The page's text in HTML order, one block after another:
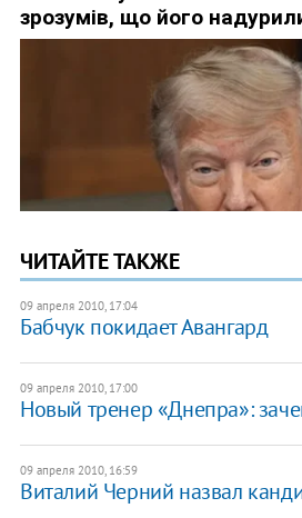
ЧИТАЙТЕ ТАКЖЕ
09 апреля 2010, 17:04
Бабчук покидает Авангард
09 апреля 2010, 17:00
Новый тренер «Днепра»:
09 апреля 2010, 16:59
Виталий Черний назвал